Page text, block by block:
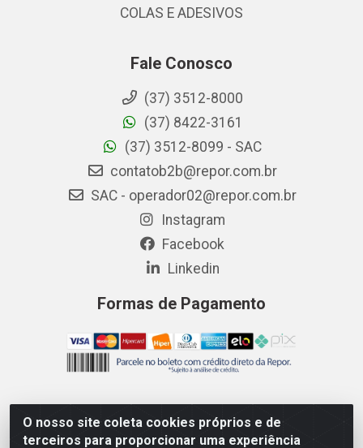
O nosso site coleta cookies próprios e de
terceiros para proporcionar uma experiência
COLAS E ADESIVOS
Fale Conosco
(37) 3512-8000
(37) 8422-3161
(37) 3512-8099 - SAC
contatob2b@repor.com.br
SAC - operador02@repor.com.br
Instagram
Facebook
Linkedin
Formas de Pagamento
AMEV IMPORTADORA E DISTRIBUIDORA LTDA - Rodovia